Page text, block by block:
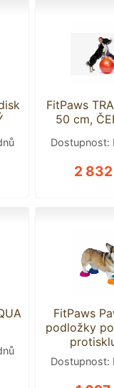
FitPaws
50 cm,
Dostupnost:
2
FitPaws
podložky
Dostupnost: